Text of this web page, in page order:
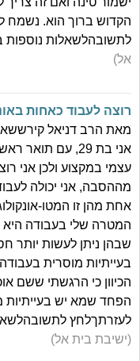
הקדוש ברוך הוא.
לתשובהלשאלות נוספות
אל)
רוצה לעבוד כאחות
מאת הרב דניאל
אני בת 29, עם
עצמי במקצוע ולכן אני
מההסבה, אני יכולה
אחת מהן זו המטו-
המטרה שלי בעבודה
שבהן ניתן לעשות יותר
בעייתיות מוסרית
הכיוון כי הרגשתי ששם
הפחד שמא יש בעייתיות
לעזרתךלחץ
(ישיבת בית אל)